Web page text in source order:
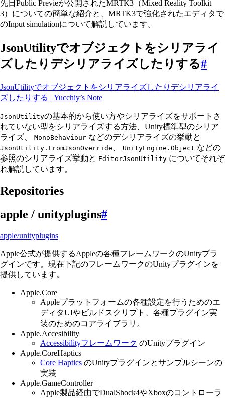
先日Public Previeが公開されたMRTK3（Mixed Reality Toolkit
3）についての簡単な紹介と、MRTK3で強化されたエディタで
のInput simulationについて解説しています。
JsonUtilityでオブジェクトをシリアライ
ズしたりデシリアライズしたりする#
JsonUtilityでオブジェクトをシリアライズしたりデシリアライ
ズしたりする | Yucchiy’s Note
JsonUtilityの基本的から使い方やシリアライズをサポートさ
れていない型をシリアライズする方法、Unity標準型のシリア
ライズ、 MonoBehaviour などのデシリアライズの挙動と
JsonUtility.FromJsonOverride UnityEngine.Object などの
参照のシリアライズ挙動と EditorJsonUtility についてそれぞ
れ解説しています。
Repositories
apple / unityplugins#
apple/unityplugins
Apple公式が提供するAppleの各種フレームワークのUnityプラ
グインです。現在下記のフレームワークのUnityプラグインを
提供しています。
Apple.Core
Appleプラットフォームの各種設定を行うためのエ
ディタUIやビルドスクリプト、各種プラグイン実
装のためのコアライブラリ。
Apple.Accesibility
Accessibilityフレームワーク のUnityプラグイン
Apple.CoreHaptics
Core Haptics のUnityプラグインとサンプルシーンの
実装
Apple.GameController
Apple製品経由でDualShock4やXboxのコントローラ